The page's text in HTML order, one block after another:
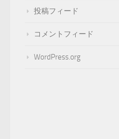
投稿フィード
コメントフィード
WordPress.org